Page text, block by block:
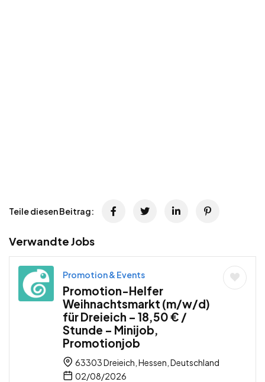
Teile diesen Beitrag:
Verwandte Jobs
Promotion & Events
Promotion-Helfer
Weihnachtsmarkt (m/w/d)
für Dreieich – 18,50 € /
Stunde – Minijob,
Promotionjob
63303 Dreieich, Hessen, Deutschland
02/08/2026